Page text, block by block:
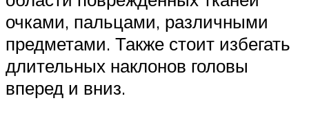
очками, пальцами, различными
предметами. Также стоит избегать
длительных наклонов головы
вперед и вниз.